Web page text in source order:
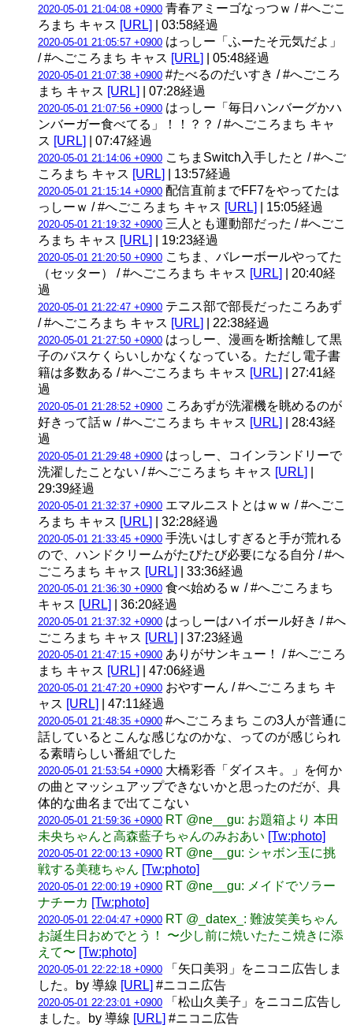
2020-05-01 21:04:08 +0900 青春アミーゴなっつｗ / #へごこ
ろまち キャス [URL] | 03:58経過
2020-05-01 21:05:57 +0900 はっしー「ふーたそ元気だよ」
/ #へごころまち キャス [URL] | 05:48経過
2020-05-01 21:07:38 +0900 #たべるのだいすき / #へごころ
まち キャス [URL] | 07:28経過
2020-05-01 21:07:56 +0900 はっしー「毎日ハンバーグかハ
ンバーガー食べてる」！！？？ / #へごころまち キャ
ス [URL] | 07:47経過
2020-05-01 21:14:06 +0900 こちまSwitch入手したと / #へご
ころまち キャス [URL] | 13:57経過
2020-05-01 21:15:14 +0900 配信直前までFF7をやってたは
っしーｗ / #へごころまち キャス [URL] | 15:05経過
2020-05-01 21:19:32 +0900 三人とも運動部だった / #へごこ
ろまち キャス [URL] | 19:23経過
2020-05-01 21:20:50 +0900 こちま、バレーボールやってた
（セッター） / #へごころまち キャス [URL]
| 20:40経
過
2020-05-01 21:22:47 +0900 テニス部で部長だったころあず
/ #へごころまち キャス [URL] | 22:38経過
2020-05-01 21:27:50 +0900 はっしー、漫画を断捨離して黒
子のバスケくらいしかなくなっている。ただし電子書
籍は多数ある / #へごころまち キャス [URL]
| 27:41経
過
2020-05-01 21:28:52 +0900 ころあずが洗濯機を眺めるのが
好きって話ｗ / #へごころまち キャス [URL]
| 28:43経
過
2020-05-01 21:29:48 +0900 はっしー、コインランドリーで
洗濯したことない / #へごころまち キャス [URL]
29:39経過
2020-05-01 21:32:37 +0900 エマルニストとはｗｗ / #へごこ
ろまち キャス [URL] | 32:28経過
2020-05-01 21:33:45 +0900 手洗いはしすぎると手が荒れる
ので、ハンドクリームがたびたび必要になる自分 / #へ
ごころまち キャス [URL] | 33:36経過
2020-05-01 21:36:30 +0900 食べ始めるｗ / #へごころまち
キャス [URL] | 36:20経過
2020-05-01 21:37:32 +0900 はっしーはハイボール好き / #へ
ごころまち キャス [URL] | 37:23経過
2020-05-01 21:47:15 +0900 ありがサンキュー！ / #へごころ
まち キャス [URL] | 47:06経過
2020-05-01 21:47:20 +0900 おやすーん / #へごころまち キ
ャス [URL] | 47:11経過
2020-05-01 21:48:35 +0900 #へごころまち この3人が普通に
話しているとこんな感じなのかな、ってのが感じられ
る素晴らしい番組でした
2020-05-01 21:53:54 +0900 大橋彩香「ダイスキ。」を何か
の曲とマッシュアップできないかと思ったのだが、具
体的な曲名まで出てこない
2020-05-01 21:59:36 +0900 RT @ne__gu: お題箱より 本田
未央ちゃんと高森藍子ちゃんのみおあい [Tw:photo]
2020-05-01 22:00:13 +0900 RT @ne__gu: シャボン玉に挑
戦する美穂ちゃん [Tw:photo]
2020-05-01 22:00:19 +0900 RT @ne__gu: メイドでソラー
ナチーカ [Tw:photo]
2020-05-01 22:04:47 +0900 RT @_datex_: 難波笑美ちゃん
お誕生日おめでとう！ 〜少し前に焼いたたこ焼きに添
えて〜 [Tw:photo]
2020-05-01 22:22:18 +0900 「矢口美羽」をニコニ広告しま
した。by 導線 [URL] #ニコニ広告
2020-05-01 22:23:01 +0900 「松山久美子」をニコニ広告し
ました。by 導線 [URL] #ニコニ広告